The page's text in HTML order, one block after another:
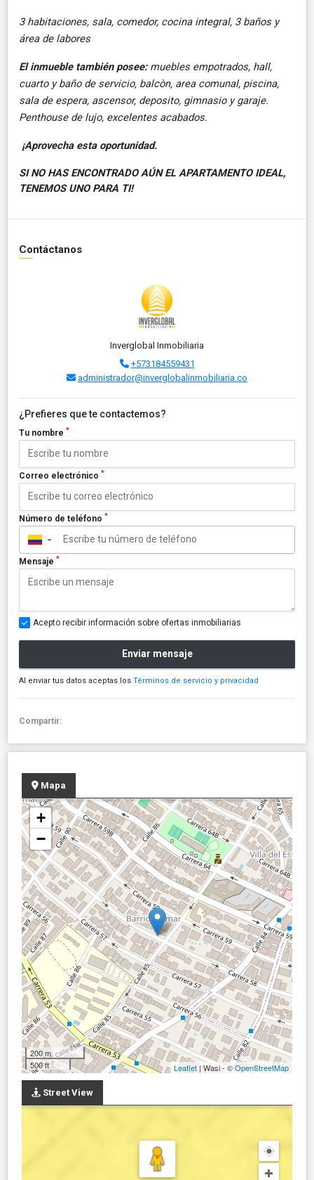
3 habitaciones, sala, comedor, cocina integral, 3 baños y
área de labores
El inmueble también posee:muebles empotrados, hall,
cuarto y baño de servicio, balcòn, area comunal, piscina,
sala de espera, ascensor, deposito, gimnasio y garaje.
Penthouse de lujo, excelentes acabados.
¡Aprovecha esta oportunidad.
SI NO HAS ENCONTRADO AÚN EL APARTAMENTO IDEAL,
TENEMOS UNO PARA TI!
Contáctanos
Inverglobal Inmobiliaria
+573184559431
administrador@inverglobalinmobiliaria.co
¿Prefieres que te contactemos?
Tu nombre *
Correo electrónico *
Número de teléfono *
▼
Mensaje *
Acepto recibir información sobre ofertas inmobiliarias
Enviar mensaje
Al enviar tus datos aceptas los Términos de servicio y privacidad
Compartir:
Mapa
+
−
200 m
500 ft
Leaflet | Wasi - ©OpenStreetMap
Street View